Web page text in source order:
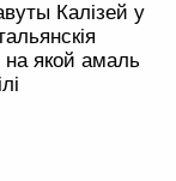
Калізей у
якой амаль